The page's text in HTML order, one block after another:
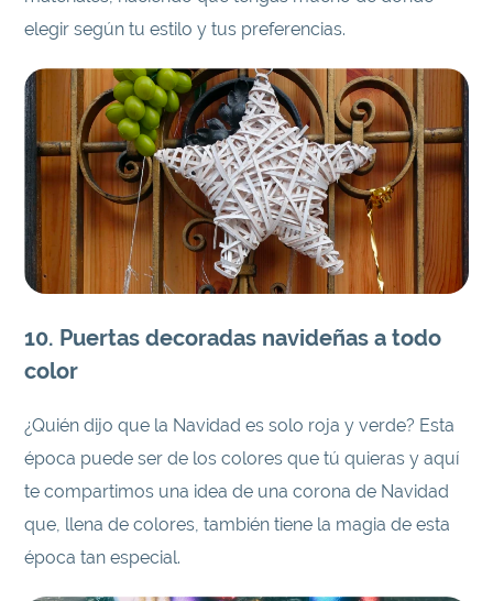
elegir según tu estilo y tus preferencias.
10. Puertas decoradas navideñas a todo
color
¿Quién dijo que la Navidad es solo roja y verde? Esta
época puede ser de los colores que tú quieras y aquí
te compartimos una idea de una corona de Navidad
que, llena de colores, también tiene la magia de esta
época tan especial.